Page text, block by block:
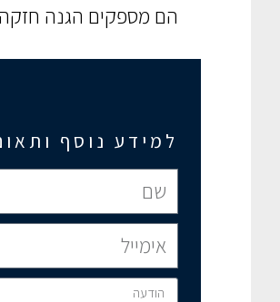
הם מספקים הגנה
למידע נוסף